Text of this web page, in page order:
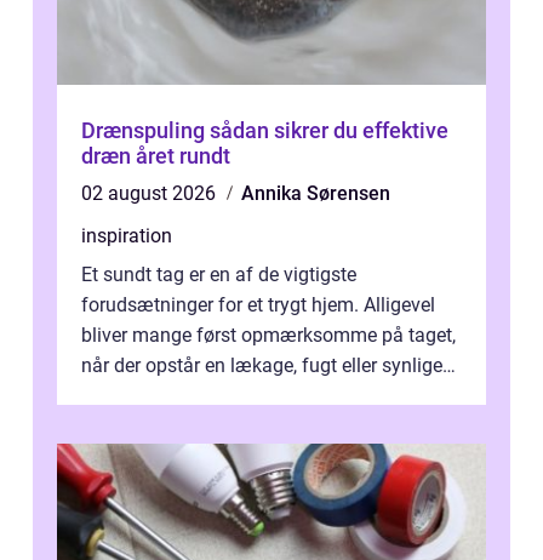
Drænspuling sådan sikrer du effektive
dræn året rundt
02 august 2026
Annika Sørensen
inspiration
Et sundt tag er en af de vigtigste
forudsætninger for et trygt hjem. Alligevel
bliver mange først opmærksomme på taget,
når der opstår en lækage, fugt eller synlige